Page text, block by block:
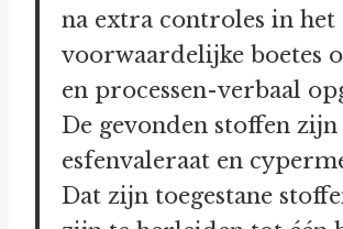
na extra controles in het
voorwaardelijke boetes
en processen-verbaal
De gevonden stoffen zijn
esfenvaleraat en
Dat zijn toegestane